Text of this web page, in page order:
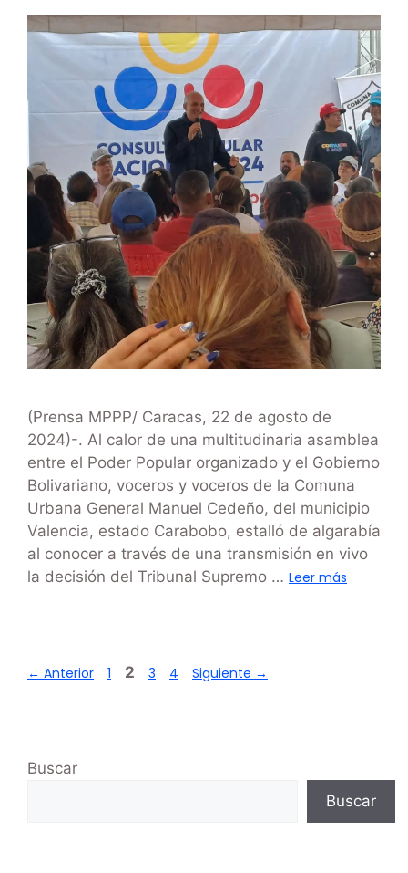
(Prensa MPPP/ Caracas, 22 de agosto de
2024)-. Al calor de una multitudinaria asamblea
entre el Poder Popular organizado y el Gobierno
Bolivariano, voceros y voceros de la Comuna
Urbana General Manuel Cedeño, del municipio
Valencia, estado Carabobo, estalló de algarabía
al conocer a través de una transmisión en vivo
la decisión del Tribunal Supremo … Leer más
← Anterior 1 2 3 4 Siguiente →
Buscar
Buscar